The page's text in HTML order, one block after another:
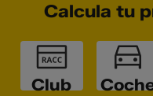
Calcula tu
Club